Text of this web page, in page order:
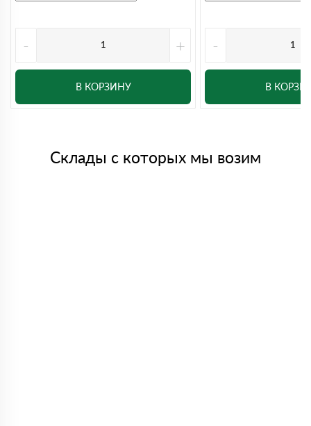
- +
В КОРЗИНУ
-
В
Склады с которых мы возим